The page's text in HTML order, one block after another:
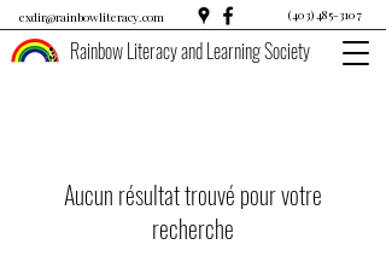
exdir@rainbowliteracy.com (403) 485-3107
Rainbow Literacy and Learning Society
Aucun résultat trouvé pour votre
recherche